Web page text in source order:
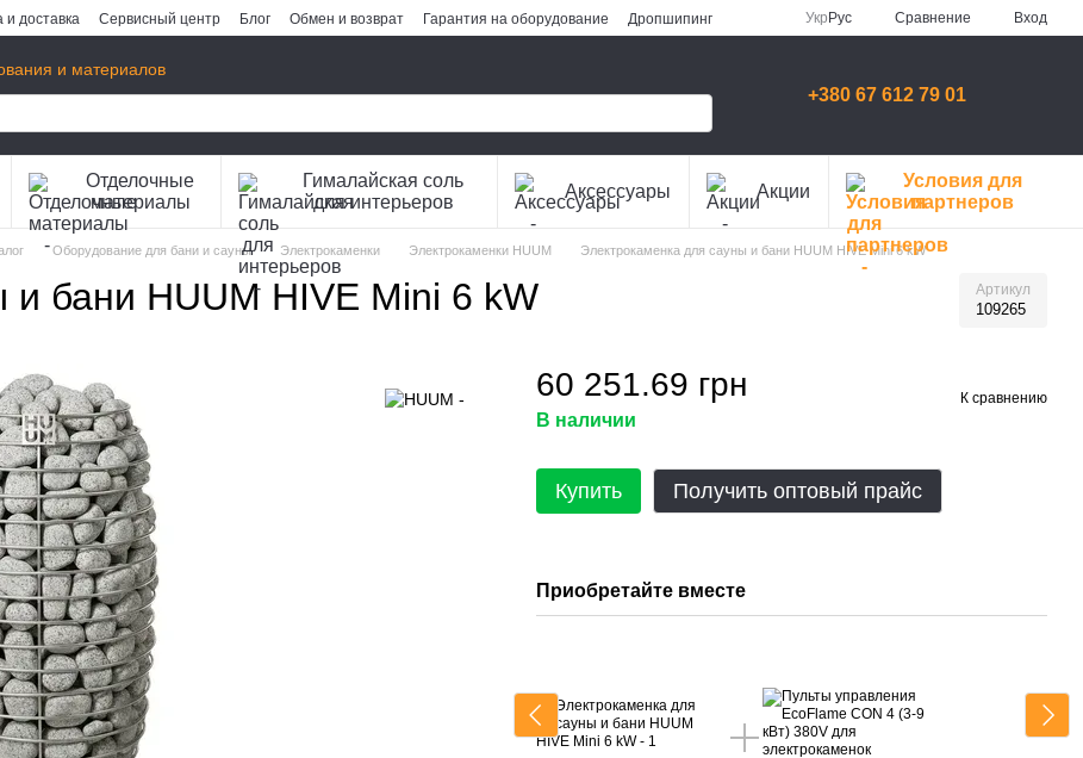
и доставка Сервисный центр Блог Обмен и возврат Гарантия на оборудование
Дропшипинг
Укр Рус Сравнение Вход
и материалов
+380 67 612 79 01
Отделочные
материалы
Гималайская соль
для интерьеров
Аксессуары Акции
Условия для
партнеров
Оборудование для бани и сауны Электрокаменки Электрокаменки HUUM Электрокаменка для сауны и бани HUUM HIVE Mini 6 kW
бани HUUM HIVE Mini 6 kW Артикул
109265
60 251.69 грн
В наличии
К сравнению
Купить Получить оптовый прайс
Приобретайте вместе